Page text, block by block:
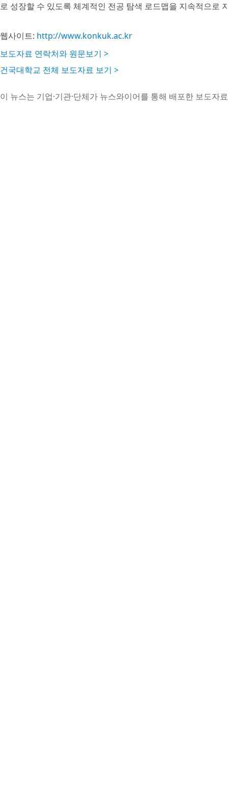
로 성장할 수 있도록 체계적인 전공 탐색 로드맵을 지속적으로
웹사이트: http://www.konkuk.ac.kr
보도자료 연락처와 원문보기 >
건국대학교 전체 보도자료 보기 >
이 뉴스는 기업·기관·단체가 뉴스와이어를 통해 배포한 보도자